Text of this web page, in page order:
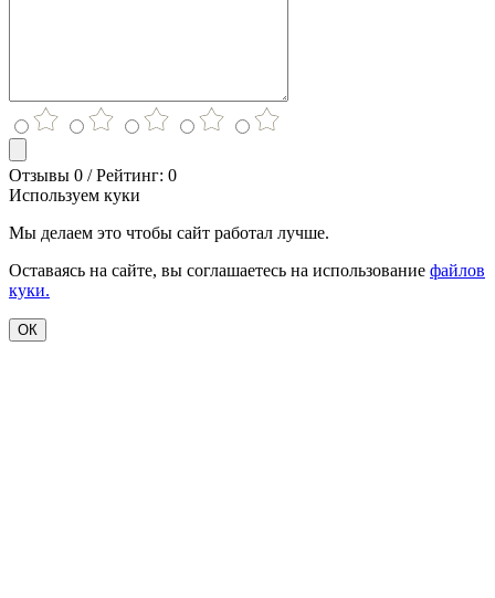
Отзывы 0 / Рейтинг: 0
Используем куки
Мы делаем это чтобы сайт работал лучше.
Оставаясь на сайте, вы соглашаетесь на использование файлов
куки.
ОК